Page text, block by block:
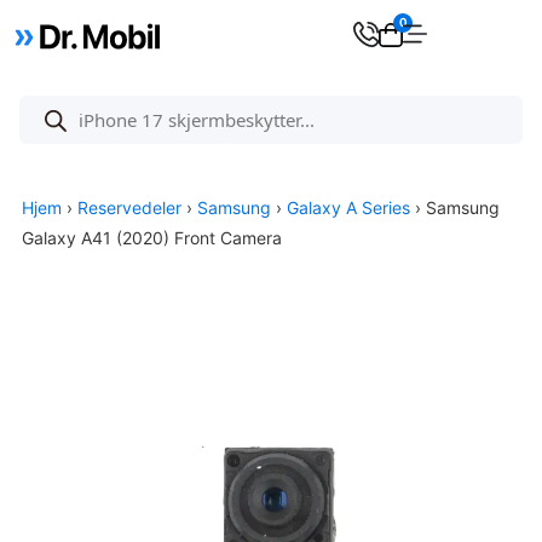
0
Hjem › Reservedeler › Samsung › Galaxy A Series › Samsung
Galaxy A41 (2020) Front Camera